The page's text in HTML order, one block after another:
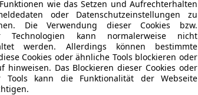
verfügbare Angebote 0
Leasingfaktor null
wie das Setzen und Aufrechterhalten
oder Datenschutzeinstellungen zu
Die Verwendung dieser Cookies bzw.
Technologien kann normalerweise nicht
werden. Allerdings können bestimmte
Cookies oder ähnliche Tools blockieren oder
hinweisen. Das Blockieren dieser Cookies oder
Tools kann die Funktionalität der Webseite